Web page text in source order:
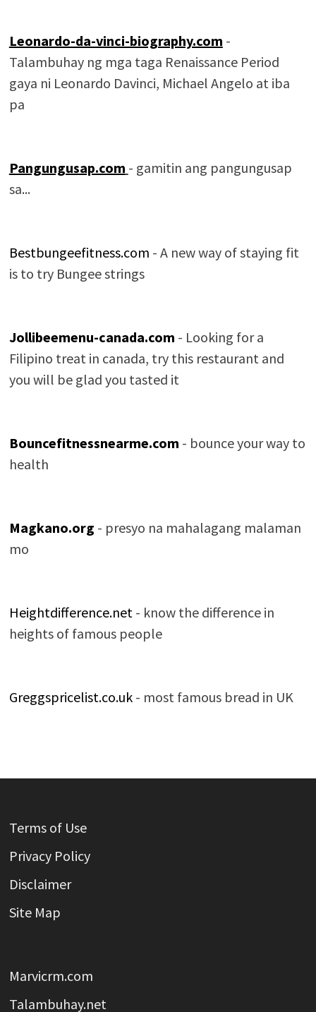
Leonardo-da-vinci-biography.com -
Talambuhay ng mga taga Renaissance Period
gaya ni Leonardo Davinci, Michael Angelo at iba
pa
Pangungusap.com - gamitin ang pangungusap
sa...
Bestbungeefitness.com - A new way of staying fit
is to try Bungee strings
Jollibeemenu-canada.com - Looking for a
Filipino treat in canada, try this restaurant and
you will be glad you tasted it
Bouncefitnessnearme.com - bounce your way to
health
Magkano.org - presyo na mahalagang malaman
mo
Heightdifference.net - know the difference in
heights of famous people
Greggspricelist.co.uk- most famous bread in UK
Terms of Use
Privacy Policy
Disclaimer
Site Map
Marvicrm.com
Talambuhay.net